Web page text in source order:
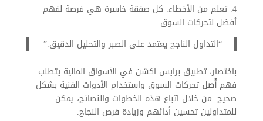
4. تعلم من الأخطاء. كل صفقة خاسرة هي فرصة لفهم
أفضل لتحركات السوق.
“التداول الناجح يعتمد على الصبر والتحليل الدقيق.”
باختصار، تطبيق برايس اكشن في الأسواق المالية يتطلب
فهم أَصل تحركات السوق واستخدام الأدوات الفنية بشكل
صحيح. من خلال اتباع هذه الخطوات والنصائح، يمكن
للمتداولين تحسين أدائهم وزيادة فرص النجاح.